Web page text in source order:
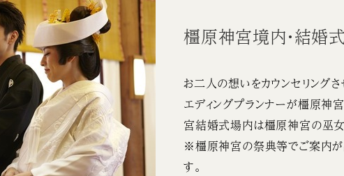
橿原神宮境内・結婚
お二人の想いをカウンセリング
エディングプランナーが橿原神
宮結婚式場内は橿原神宮の巫女
※橿原神宮の祭典等でご案内が
す。